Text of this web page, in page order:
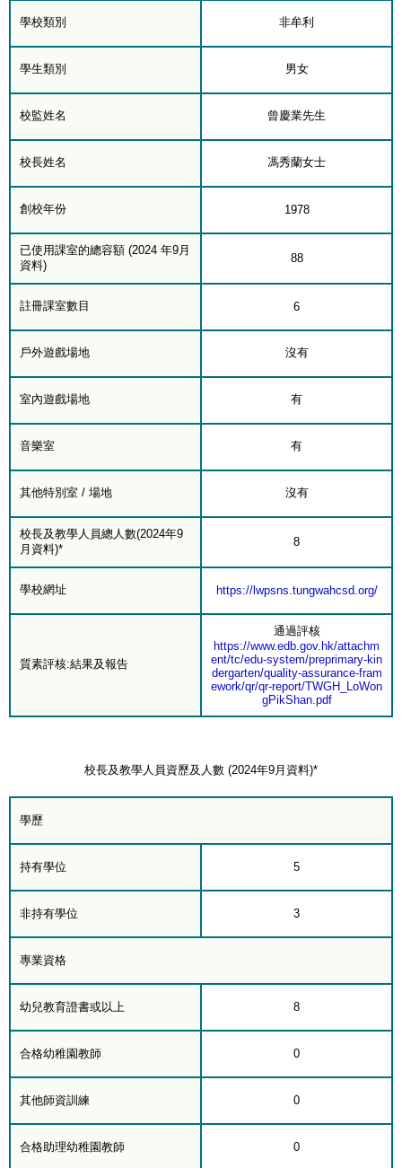
學校類別 非牟利
學生類別 男女
校監姓名 曾慶業先生
校長姓名 馮秀蘭女士
創校年份 1978
已使用課室的總容額 (2024 年9月
資料)
88
註冊課室數目 6
戶外遊戲場地 沒有
室內遊戲場地 有
音樂室 有
其他特別室 / 場地 沒有
校長及教學人員總人數(2024年9
月資料)*
8
學校網址 https://lwpsns.tungwahcsd.org/
質素評核:結果及報告
通過評核
https://www.edb.gov.hk/attachm
ent/tc/edu-system/preprimary-kin
dergarten/quality-assurance-fram
ework/qr/qr-report/TWGH_LoWon
gPikShan.pdf
校長及教學人員資歷及人數 (2024年9月資料)*
學歷
持有學位 5
非持有學位 3
專業資格
幼兒教育證書或以上 8
合格幼稚園教師 0
其他師資訓練 0
合格助理幼稚園教師 0